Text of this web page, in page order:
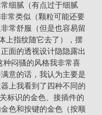
细腻（有点过于细腻
常类似（颗粒可能还要
常舒服（但是也容易留
上指纹随它去了），摆
面的透视设计隐隐露出
种闷骚的风格我非常喜
意的话，我认为主要是
上我看到了四种不同的
标识的金色、接插件的
色和按键的金色（按顺